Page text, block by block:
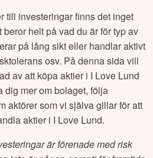
till investeringar finns det inget
helt på vad du är för typ av
på lång sikt eller handlar aktivt
osv. På denna sida vill
av att köpa aktier i I Love Lund
dig mer om bolaget, följa
aktörer som vi själva gillar för att
aktier i I Love Lund.
är förenade med risk